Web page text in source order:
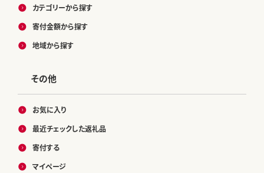
カテゴリーから探す
寄付金額から探す
地域から探す
その他
お気に入り
最近チェックした返礼品
寄付する
マイページ